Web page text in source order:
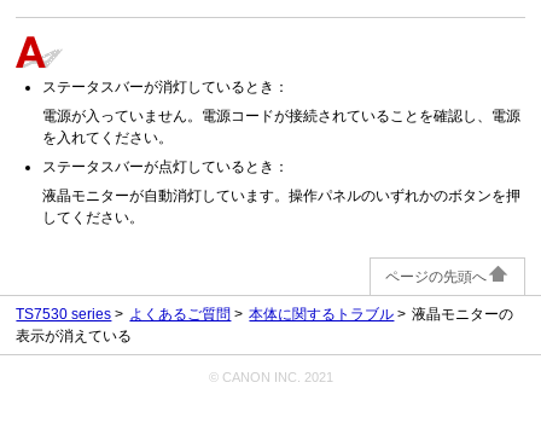
ステータスバーが消灯しているとき：
電源が入っていません。 電源コードが接続されていることを確認し、電源
を入れてください。
ステータスバーが点灯しているとき：
液晶モニターが自動消灯しています。操作パネルのいずれかのボタンを押
してください。
ページの先頭へ
TS7530 series よくあるご質問 本体に関するトラブル
液晶モニターの
表示が消えている
© CANON INC. 2021